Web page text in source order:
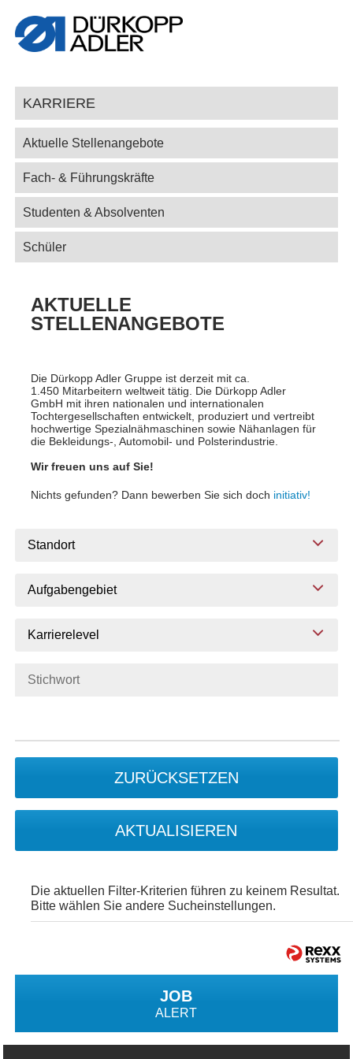
KARRIERE
Aktuelle Stellenangebote
Fach- & Führungskräfte
Studenten & Absolventen
Schüler
AKTUELLE
STELLENANGEBOTE
Die Dürkopp Adler Gruppe ist derzeit mit ca.
1.450 Mitarbeitern weltweit tätig. Die Dürkopp Adler
GmbH mit ihren nationalen und internationalen
Tochtergesellschaften entwickelt, produziert und vertreibt
hochwertige Spezialnähmaschinen sowie Nähanlagen für
die Bekleidungs-, Automobil- und Polsterindustrie.
Wir freuen uns auf Sie!
Nichts gefunden? Dann bewerben Sie sich doch initiativ!
Standort
Aufgabengebiet
Karrierelevel
ZURÜCKSETZEN
AKTUALISIEREN
Die aktuellen Filter-Kriterien führen zu keinem Resultat.
Bitte wählen Sie andere Sucheinstellungen.
JOB
ALERT